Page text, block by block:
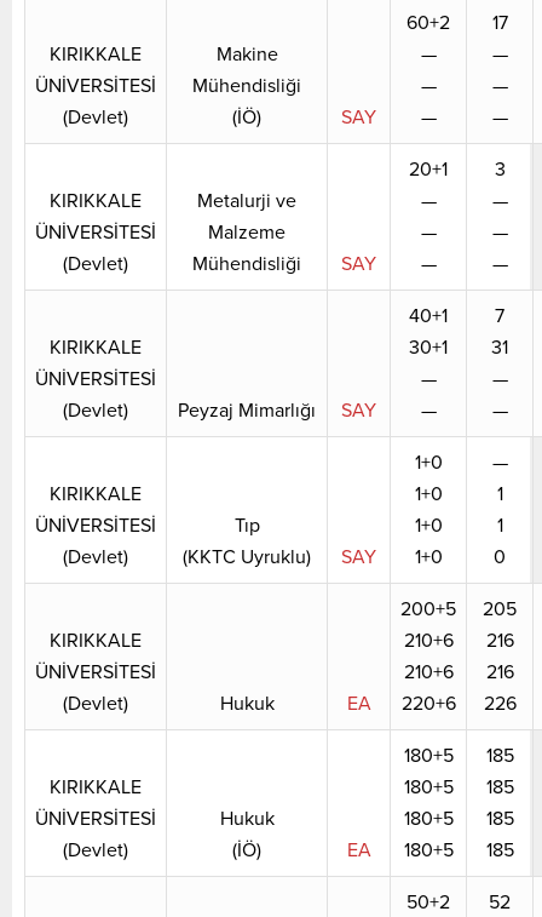
KIRIKKALE
ÜNİVERSİTESİ
(Devlet)
Makine
Mühendisliği
(İÖ)
SAY
60+2
—
—
—
17
—
—
—
KIRIKKALE
ÜNİVERSİTESİ
(Devlet)
Metalurji ve
Malzeme
Mühendisliği
SAY
20+1
—
—
—
3
—
—
—
KIRIKKALE
ÜNİVERSİTESİ
(Devlet)
Peyzaj Mimarlığı SAY
40+1
30+1
—
—
7
31
—
—
KIRIKKALE
ÜNİVERSİTESİ
(Devlet)
Tıp
(KKTC Uyruklu)
SAY
1+0
1+0
1+0
1+0
—
1
1
0
KIRIKKALE
ÜNİVERSİTESİ
(Devlet)
Hukuk EA
200+5
210+6
210+6
220+6
205
216
216
226
KIRIKKALE
ÜNİVERSİTESİ
(Devlet)
Hukuk
(İÖ)
EA
180+5
180+5
180+5
180+5
185
185
185
185
50+2
52